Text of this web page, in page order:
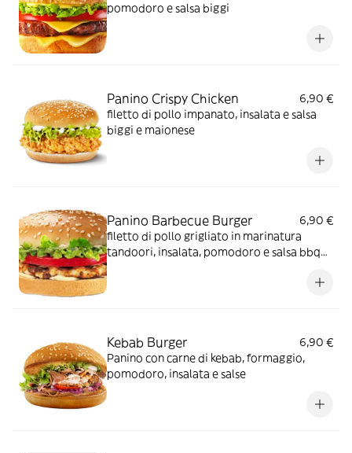
pomodoro e salsa biggi
Panino Crispy Chicken
6,90 €
filetto di pollo impanato, insalata e salsa
biggi e maionese
Panino Barbecue Burger
6,90 €
filetto di pollo grigliato in marinatura
tandoori, insalata, pomodoro e salsa bbq
Kebab Burger
6,90 €
Panino con carne di kebab, formaggio,
pomodoro, insalata e salse